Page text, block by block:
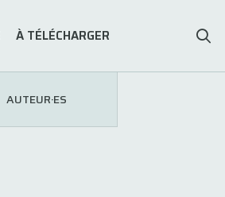
À TÉLÉCHARGER
AUTEUR·ES